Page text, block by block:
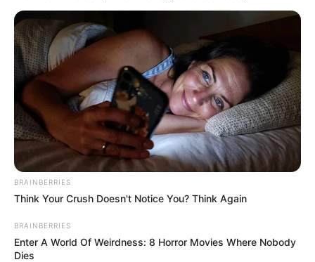
BRAINBERRIES
Think Your Crush Doesn't Notice You? Think Again
BRAINBERRIES
Enter A World Of Weirdness: 8 Horror Movies Where Nobody
Dies